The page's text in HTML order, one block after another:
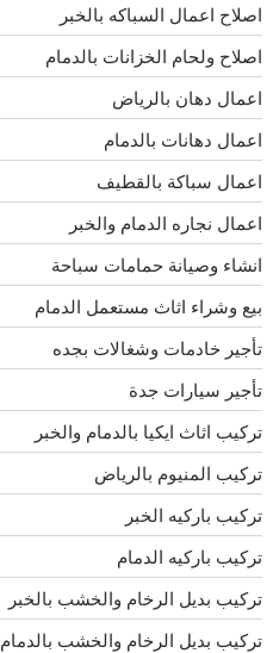
اصلاح اعمال السباكه بالخبر
اصلاح ولحام الخزانات بالدمام
اعمال دهان بالرياض
اعمال دهانات بالدمام
اعمال سباكة بالقطيف
اعمال نجاره الدمام والخبر
انشاء وصيانة حمامات سباحة
بيع وشراء اثاث مستعمل الدمام
تأجير خادمات وشغالات بجده
تأجير سيارات جدة
تركيب اثاث ايكيا بالدمام والخبر
تركيب المنيوم بالرياض
تركيب باركيه الخبر
تركيب باركيه الدمام
تركيب بديل الرخام والخشب بالخبر
تركيب بديل الرخام والخشب بالدمام